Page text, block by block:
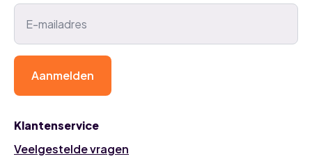
Klantenservice
Veelgestelde vragen
Aanmelden